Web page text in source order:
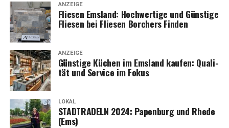
ANZEIGE
Flie­sen Ems­land: Hoch­wer­ti­ge und Güns­ti­ge
Flie­sen bei Flie­sen Bor­chers Finden
ANZEIGE
Güns­ti­ge Küchen im Ems­land kau­fen: Qua­li­
tät und Ser­vice im Fokus
LOKAL
STADTRADELN 2024: Papen­burg und Rhe­de
(Ems)